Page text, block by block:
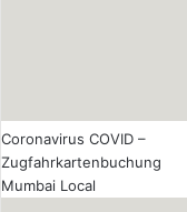
Coronavirus COVID –
Zugfahrkartenbuchung
Mumbai Local